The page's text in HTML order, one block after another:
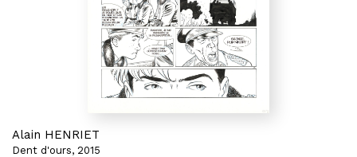
Alain HENRIET
Dent d'ours, 2015